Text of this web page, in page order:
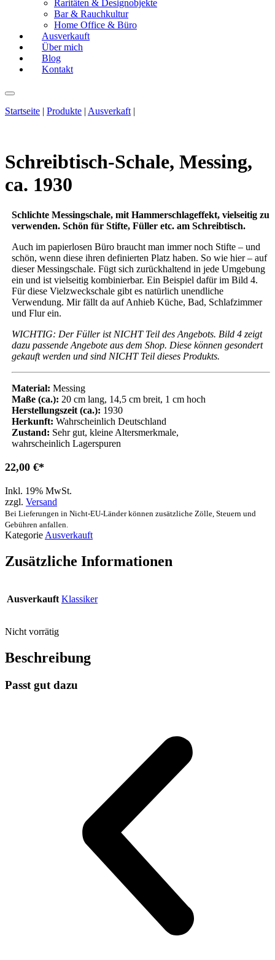
Raritäten & Designobjekte
Bar & Rauchkultur
Home Office & Büro
Ausverkauft
Über mich
Blog
Kontakt
Startseite | Produkte | Ausverkaft |
Schreibtisch-Schale, Messing,
ca. 1930
Schlichte Messingschale, mit Hammerschlageffekt, vielseitig zu
verwenden. Schön für Stifte, Füller etc. am Schreibtisch.
Auch im papierlosen Büro braucht man immer noch Stifte – und
schön, wenn diese ihren definierten Platz haben. So wie hier – auf
dieser Messingschale. Fügt sich zurückhaltend in jede Umgebung
ein und ist vielseitig kombinierbar. Ein Beispiel dafür im Bild 4.
Für diese Vielzweckschale gibt es natürlich unendliche
Verwendung. Mir fällt da auf Anhieb Küche, Bad, Schlafzimmer
und Flur ein.
WICHTIG: Der Füller ist NICHT Teil des Angebots. Bild 4 zeigt
dazu passende Angebote aus dem Shop. Diese können gesondert
gekauft werden und sind NICHT Teil dieses Produkts.
Material: Messing
Maße (ca.): 20 cm lang, 14,5 cm breit, 1 cm hoch
Herstellungszeit (ca.): 1930
Herkunft: Wahrscheinlich Deutschland
Zustand: Sehr gut, kleine Altersmerkmale,
wahrscheinlich Lagerspuren
22,00 €
Inkl. 19% MwSt.
zzgl. Versand
Bei Lieferungen in Nicht-EU-Länder können zusätzliche Zölle, Steuern und
Gebühren anfallen.
Kategorie Ausverkauft
Zusätzliche Informationen
Ausverkauft Klassiker
Nicht vorrätig
Beschreibung
Passt gut dazu